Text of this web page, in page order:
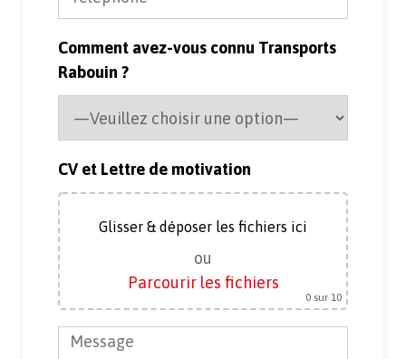
Comment avez-vous connu Transports
Rabouin ?
CV et Lettre de motivation
Glisser & déposer les fichiers ici
ou
Parcourir les fichiers
0 sur 10